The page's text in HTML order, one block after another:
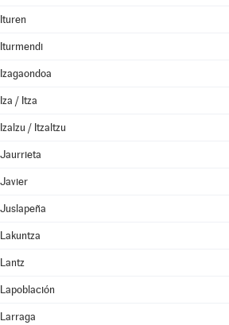
Ituren
Iturmendi
Izagaondoa
Iza / Itza
Izalzu / Itzaltzu
Jaurrieta
Javier
Juslapeña
Lakuntza
Lantz
Lapoblación
Larraga